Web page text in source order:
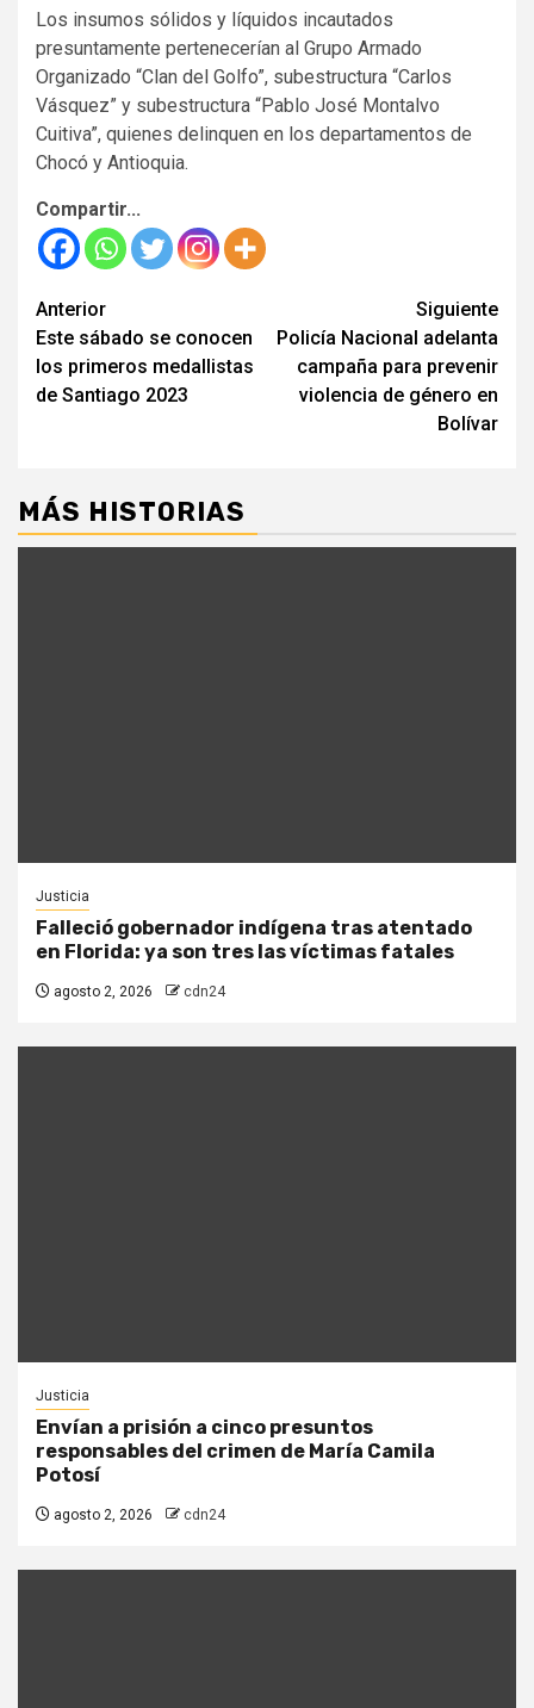
Los insumos sólidos y líquidos incautados
presuntamente pertenecerían al Grupo Armado
Organizado “Clan del Golfo”, subestructura “Carlos
Vásquez” y subestructura “Pablo José Montalvo
Cuitiva”, quienes delinquen en los departamentos de
Chocó y Antioquia.
Compartir...
Seguir
leyendo
Anterior
Este sábado se conocen
los primeros medallistas
de Santiago 2023
Siguiente
Policía Nacional adelanta
campaña para prevenir
violencia de género en
Bolívar
MÁS HISTORIAS
Justicia
Falleció gobernador indígena tras atentado
en Florida: ya son tres las víctimas fatales
agosto 2, 2026 cdn24
Justicia
Envían a prisión a cinco presuntos
responsables del crimen de María Camila
Potosí
agosto 2, 2026 cdn24